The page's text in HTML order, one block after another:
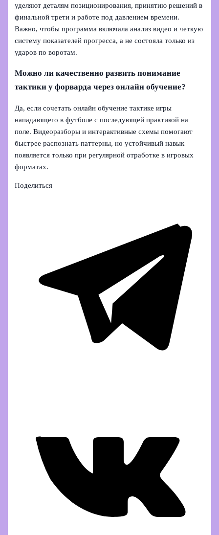
уделяют деталям позиционирования, принятию решений в
финальной трети и работе под давлением времени.
Важно, чтобы программа включала анализ видео и четкую
систему показателей прогресса, а не состояла только из
ударов по воротам.
Можно ли качественно развить понимание
тактики у форварда через онлайн обучение?
Да, если сочетать онлайн обучение тактике игры
нападающего в футболе с последующей практикой на
поле. Видеоразборы и интерактивные схемы помогают
быстрее распознать паттерны, но устойчивый навык
появляется только при регулярной отработке в игровых
форматах.
Поделиться